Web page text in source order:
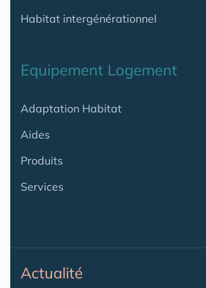
Habitat intergénérationnel
Equipement Logement
Adaptation Habitat
Aides
Produits
Services
Actualité